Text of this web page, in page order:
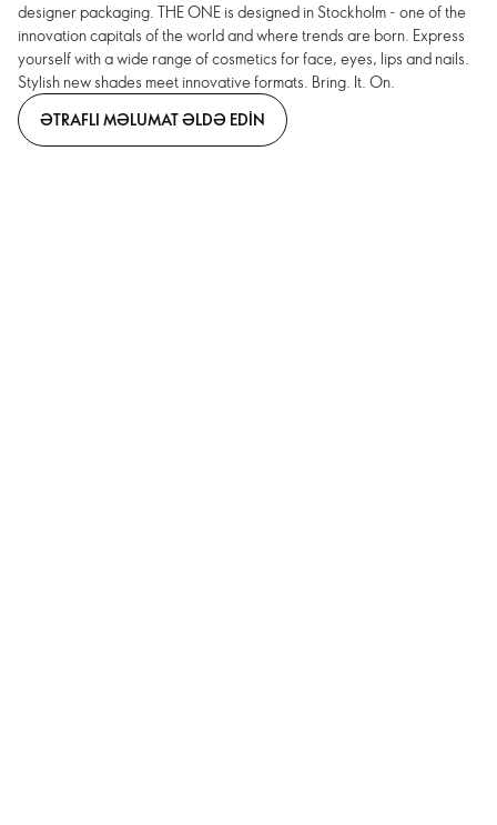
designer packaging. THE ONE is designed in Stockholm - one of the
innovation capitals of the world and where trends are born. Express
yourself with a wide range of cosmetics for face, eyes, lips and nails.
Stylish new shades meet innovative formats. Bring. It. On.
ƏTRAFLI MƏLUMAT ƏLDƏ EDIN